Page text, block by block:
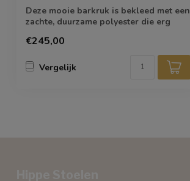
Deze mooie barkruk is bekleed met een
zachte, duurzame polyester die erg
€245,00
Vergelijk